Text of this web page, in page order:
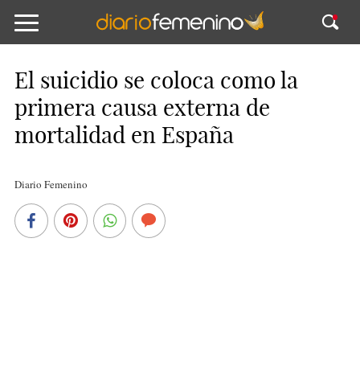
El suicidio se coloca como la
primera causa externa de
mortalidad en España
Diario Femenino